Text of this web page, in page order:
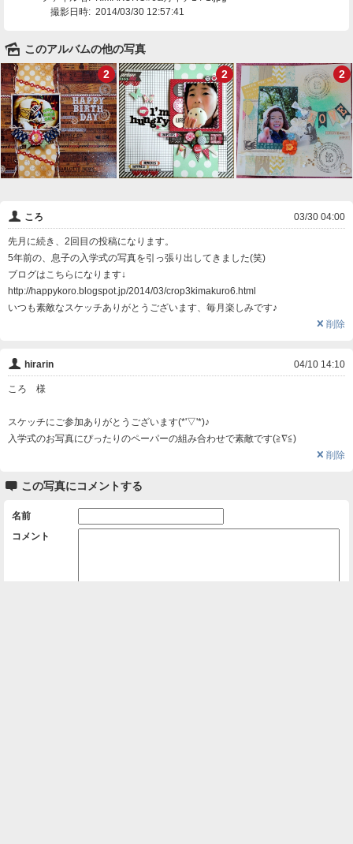
撮影日時: 2014/03/30 12:57:41
🌄 このアルバムの他の写真
2
2 2
👤 ころ 03/30 04:00
先月に続き、2回目の投稿になります。
5年前の、息子の入学式の写真を引っ張り出してきました(笑)
ブログはこちらになります↓
http://happykoro.blogspot.jp/2014/03/crop3kimakuro6.html
いつも素敵なスケッチありがとうございます、毎月楽しみです♪
❌ 削除
👤 hirarin 04/10 14:10
ころ 様
スケッチにご参加ありがとうございます(*'▽'*)♪
入学式のお写真にぴったりのペーパーの組み合わせで素敵です(≧∇≦)
❌ 削除
 この写真にコメントする
名前
コメント